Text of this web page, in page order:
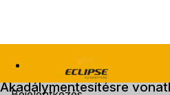
Akadálymentesítésre